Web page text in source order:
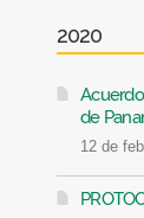
2020
de
12 de